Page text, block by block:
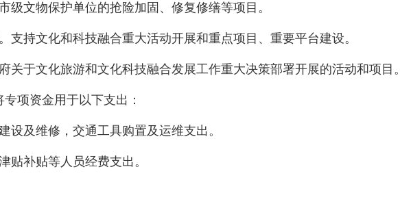
级文物保护单位的抢险加固、修复修缮等项目。
支持文化和科技融合重大活动开展和重点项目、重要平台建设。
关于文化旅游和文化科技融合发展工作重大决策部署开展的活动和项目。
项资金用于以下支出：
设及维修，交通工具购置及运维支出。
贴补贴等人员经费支出。